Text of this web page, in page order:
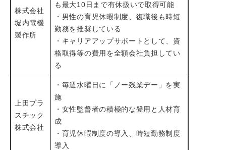
株式会社
堀内電機
製作所
も最大10日まで有休扱いで取得可能
・男性の育児休暇制度、復職後も時短
勤務を推奨している
・キャリアアップサポートとして、資
格取得等の費用を全額会社負担してい
る
上田プラ
スチック
株式会社
・毎週水曜日に「ノー残業デー」を実
施
・女性監督者の積極的な登用と人材育
成
・育児休暇制度の導入、時短勤務制度
導入